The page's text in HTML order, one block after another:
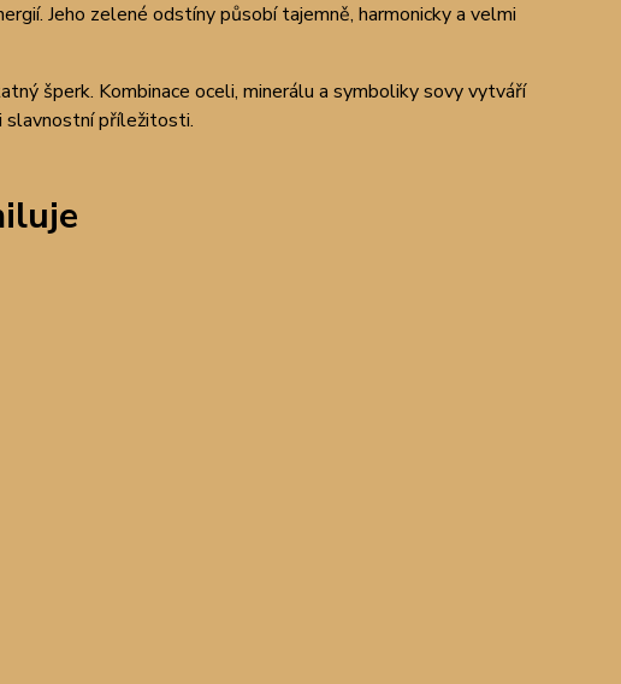
Jeho zelené odstíny působí tajemně, harmonicky a velmi
šperk. Kombinace oceli, minerálu a symboliky sovy vytváří
slavnostní příležitosti.